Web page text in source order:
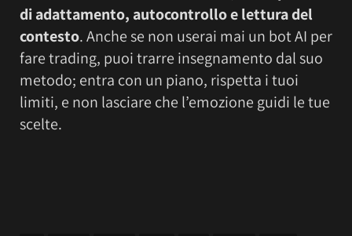
di adattamento, autocontrollo e lettura del
contesto. Anche se non userai mai un bot AI per
fare trading, puoi trarre insegnamento dal suo
metodo; entra con un piano, rispetta i tuoi
limiti, e non lasciare che l’emozione guidi le tue
scelte.